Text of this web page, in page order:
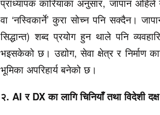
वा ‘नस्विकार्ने’ कुरा सोच्न पनि सक्दैन।
सिद्धान्त) शब्द प्रयोग हुन थाले पनि
भइसकेको छ। उद्योग, सेवा क्षेत्र र निर्माण
भूमिका अपरिहार्य बनेको छ।
२. AI र DX का लागि चिनियाँ तथा विदेशी